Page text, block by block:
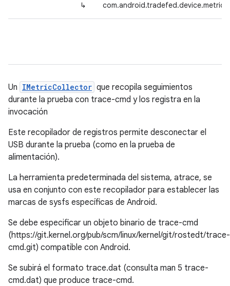
↳
Un IMetricCollector que recopila seguimientos
durante la prueba con trace-cmd y los registra en la
invocación
Este recopilador de registros permite desconectar el
USB durante la prueba (como en la prueba de
alimentación).
La herramienta predeterminada del sistema, atrace, se
usa en conjunto con este recopilador para establecer las
marcas de sysfs específicas de Android.
Se debe especificar un objeto binario de trace-cmd
(https://git.kernel.org/pub/scm/linux/kernel/git/rostedt/trace-
cmd.git) compatible con Android.
Se subirá el formato trace.dat (consulta man 5 trace-
cmd.dat) que produce trace-cmd.